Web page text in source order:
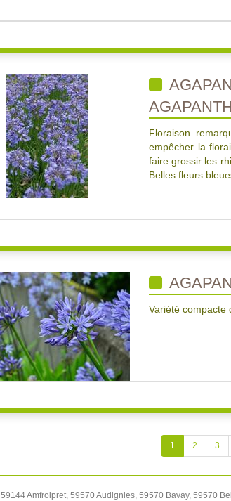
Floraison
empêcher la
faire grossir les
Belles fleurs
Variété compacte
1 2 3
59144 Amfroipret, 59570 Audignies, 59570 Bavay, 59570